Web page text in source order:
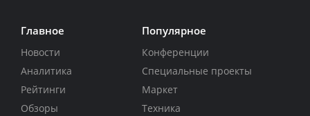
Главное
Новости
Аналитика
Рейтинги
Обзоры
Популярное
Конференции
Специальные проекты
Маркет
Техника